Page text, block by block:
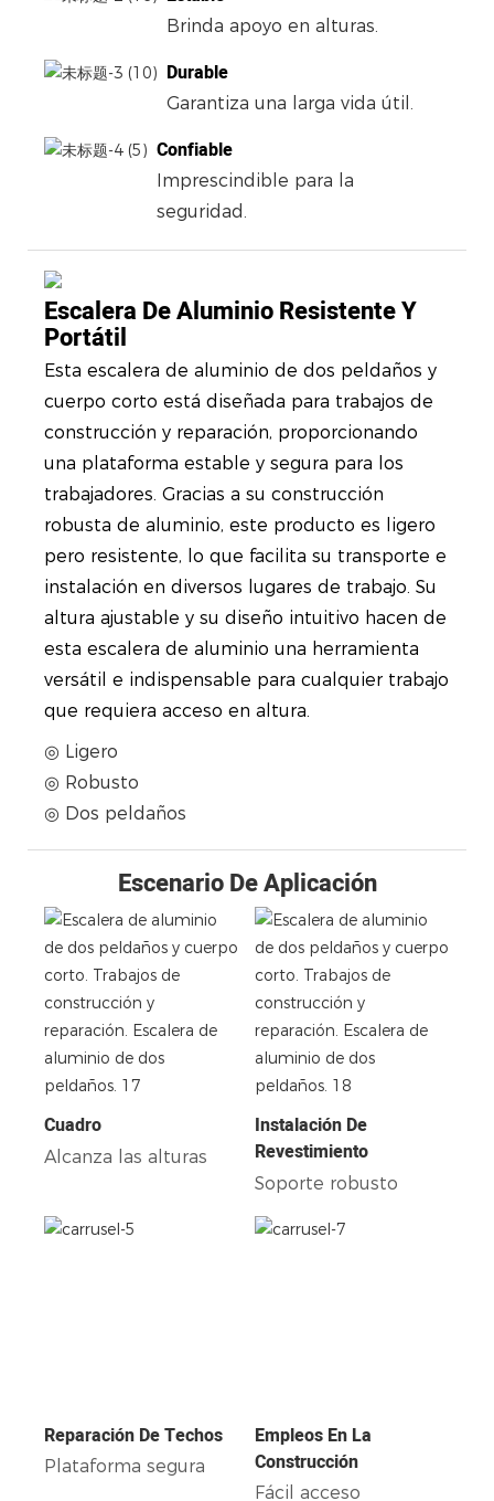
Brinda apoyo en alturas.
Durable
Garantiza una larga vida útil.
Confiable
Imprescindible para la
seguridad.
Escalera De Aluminio Resistente Y
Portátil
Esta escalera de aluminio de dos peldaños y
cuerpo corto está diseñada para trabajos de
construcción y reparación, proporcionando
una plataforma estable y segura para los
trabajadores. Gracias a su construcción
robusta de aluminio, este producto es ligero
pero resistente, lo que facilita su transporte e
instalación en diversos lugares de trabajo. Su
altura ajustable y su diseño intuitivo hacen de
esta escalera de aluminio una herramienta
versátil e indispensable para cualquier trabajo
que requiera acceso en altura.
◎ Ligero
◎ Robusto
◎ Dos peldaños
Escenario De Aplicación
Cuadro
Alcanza las alturas
Instalación De
Revestimiento
Soporte robusto
Reparación De Techos
Plataforma segura
Empleos En La
Construcción
Fácil acceso